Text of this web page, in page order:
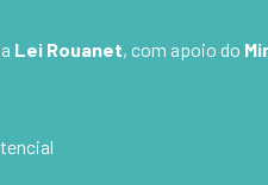
Lei Rouanet, com apoio do